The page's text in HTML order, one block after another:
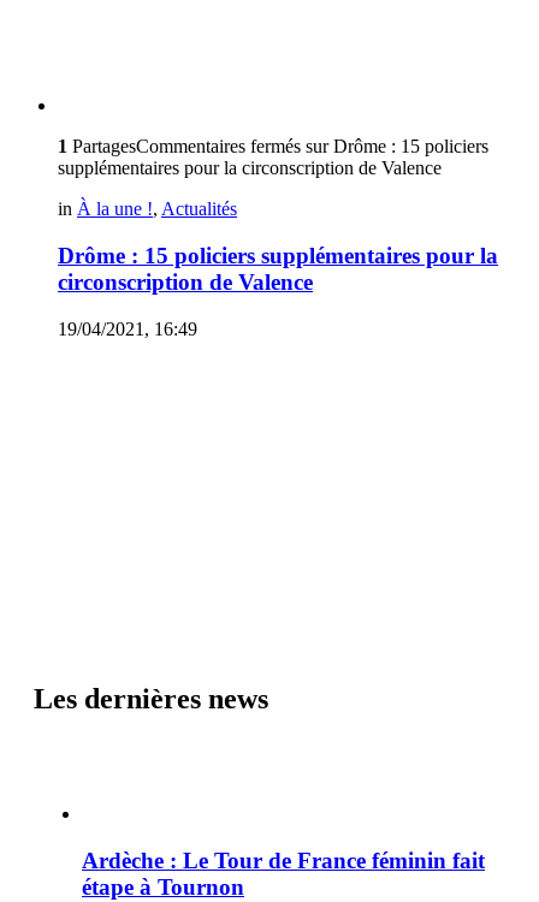
1 PartagesCommentaires fermés sur Drôme : 15 policiers
supplémentaires pour la circonscription de Valence
in À la une !, Actualités
Drôme : 15 policiers supplémentaires pour la
circonscription de Valence
19/04/2021, 16:49
Les dernières news
Ardèche : Le Tour de France féminin fait
étape à Tournon